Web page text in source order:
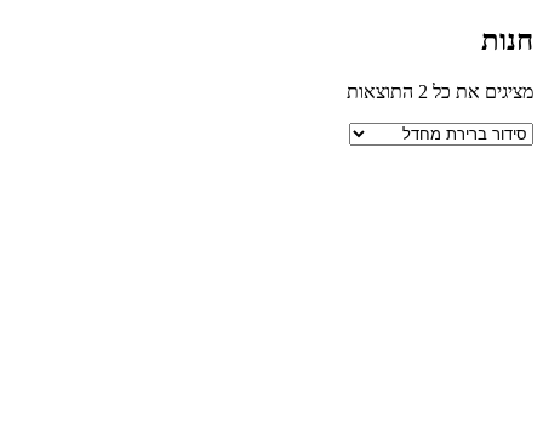
חנות
מציגים את כל ⁦2⁩ התוצאות